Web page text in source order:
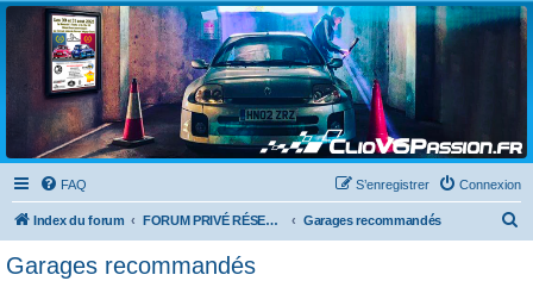
Clio V6 Passion
Le site français des passionnés de Clio V6
FAQ Connexion
S’enregistrer
Index du forum FORUM PRIVÉ RÉSERVÉ AUX MEMBRES DU CLUB Garages recommandés
Garages recommandés